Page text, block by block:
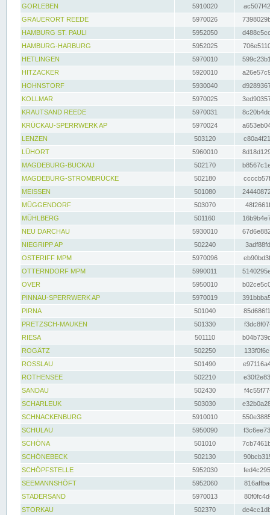
GORLEBEN
5910020
GRAUERORT REEDE
5970026
HAMBURG ST. PAULI
5952050
HAMBURG-HARBURG
5952025
HETLINGEN
5970010
HITZACKER
5920010
HOHNSTORF
5930040
KOLLMAR
5970025
KRAUTSAND REEDE
5970031
KRÜCKAU-SPERRWERK AP
5970024
LENZEN
503120
LÜHORT
5960010
MAGDEBURG-BUCKAU
502170
MAGDEBURG-STROMBRÜCKE
502180
MEISSEN
501080
MÜGGENDORF
503070
MÜHLBERG
501160
NEU DARCHAU
5930010
NIEGRIPP AP
502240
OSTERIFF MPM
5970096
OTTERNDORF MPM
5990011
OVER
5950010
PINNAU-SPERRWERK AP
5970019
PIRNA
501040
PRETZSCH-MAUKEN
501330
RIESA
501110
ROGÄTZ
502250
ROSSLAU
501490
ROTHENSEE
502210
SANDAU
502430
SCHARLEUK
503030
SCHNACKENBURG
5910010
SCHULAU
5950090
SCHÖNA
501010
SCHÖNEBECK
502130
SCHÖPFSTELLE
5952030
SEEMANNSHÖFT
5952060
STADERSAND
5970013
STORKAU
502370